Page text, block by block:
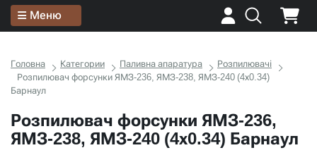
Меню
Головна Категории Паливна апаратура
Розпилювачі
Розпилювач форсунки ЯМЗ-236, ЯМЗ-238, ЯМЗ-240 (4х0.34)
Барнаул
Розпилювач форсунки ЯМЗ-236,
ЯМЗ-238, ЯМЗ-240 (4х0.34) Барнаул